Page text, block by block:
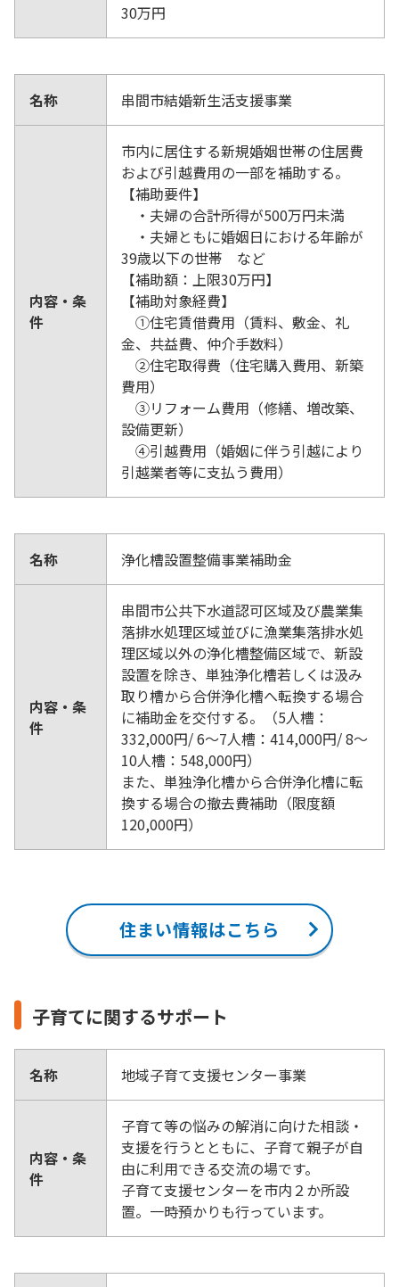
30万円
名称 串間市結婚新生活支援事業
内容・条
件
市内に居住する新規婚姻世帯の住居費
および引越費用の一部を補助する。
【補助要件】
・夫婦の合計所得が500万円未満
・夫婦ともに婚姻日における年齢が
39歳以下の世帯 など
【補助額：上限30万円】
【補助対象経費】
①住宅賃借費用（賃料、敷金、礼
金、共益費、仲介手数料）
②住宅取得費（住宅購入費用、新築
費用）
③リフォーム費用（修繕、増改築、
設備更新）
④引越費用（婚姻に伴う引越により
引越業者等に支払う費用）
名称 浄化槽設置整備事業補助金
内容・条
件
串間市公共下水道認可区域及び農業集
落排水処理区域並びに漁業集落排水処
理区域以外の浄化槽整備区域で、新設
設置を除き、単独浄化槽若しくは汲み
取り槽から合併浄化槽へ転換する場合
に補助金を交付する。（5人槽：
332,000円/ 6～7人槽：414,000円/ 8～
10人槽：548,000円）
また、単独浄化槽から合併浄化槽に転
換する場合の撤去費補助（限度額
120,000円）
住まい情報はこちら
子育てに関するサポート
名称 地域子育て支援センター事業
内容・条
件
子育て等の悩みの解消に向けた相談・
支援を行うとともに、子育て親子が自
由に利用できる交流の場です。
子育て支援センターを市内２か所設
置。一時預かりも行っています。